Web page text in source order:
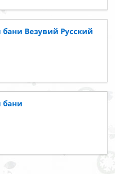
Везувий Русский
бани